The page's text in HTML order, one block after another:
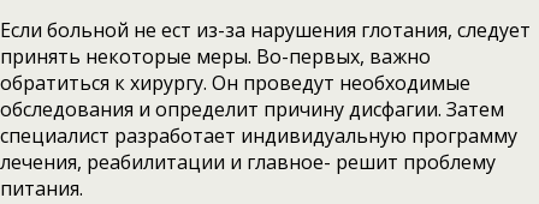
Если больной не ест из-за нарушения глотания, следует
принять некоторые меры. Во-первых, важно
обратиться к хирургу. Он проведут необходимые
обследования и определит причину дисфагии. Затем
специалист разработает индивидуальную программу
лечения, реабилитации и главное- решит проблему
питания.